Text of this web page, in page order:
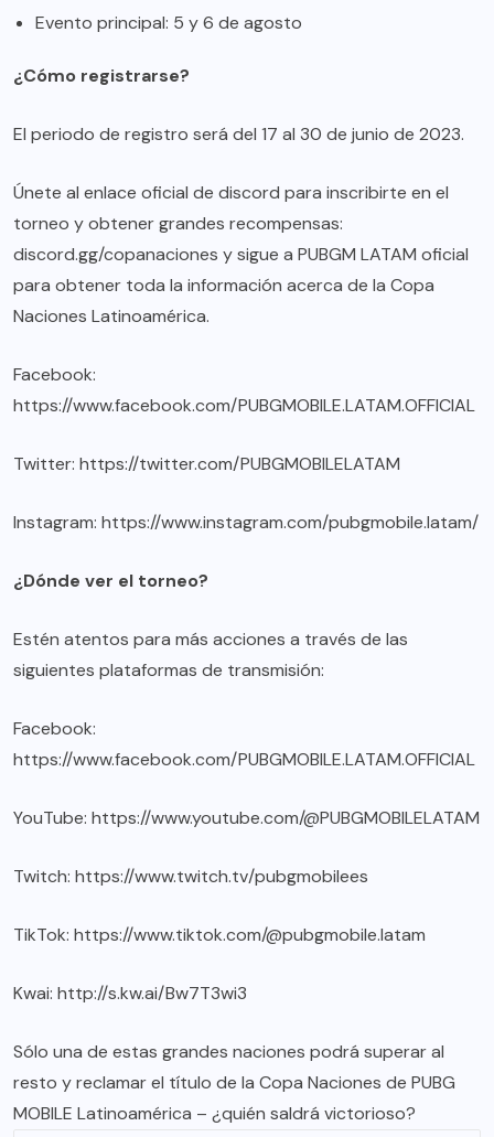
Evento principal: 5 y 6 de agosto
¿Cómo registrarse?
El periodo de registro será del 17 al 30 de junio de 2023.
Únete al enlace oficial de discord para inscribirte en el
torneo y obtener grandes recompensas:
discord.gg/copanaciones y sigue a PUBGM LATAM oficial
para obtener toda la información acerca de la Copa
Naciones Latinoamérica.
Facebook:
https://www.facebook.com/PUBGMOBILE.LATAM.OFFICIAL
Twitter: https://twitter.com/PUBGMOBILELATAM
Instagram: https://www.instagram.com/pubgmobile.latam/
¿Dónde ver el torneo?
Estén atentos para más acciones a través de las
siguientes plataformas de transmisión:
Facebook:
https://www.facebook.com/PUBGMOBILE.LATAM.OFFICIAL
YouTube: https://www.youtube.com/@PUBGMOBILELATAM
Twitch: https://www.twitch.tv/pubgmobilees
TikTok: https://www.tiktok.com/@pubgmobile.latam
Kwai: http://s.kw.ai/Bw7T3wi3
Sólo una de estas grandes naciones podrá superar al
resto y reclamar el título de la Copa Naciones de PUBG
MOBILE Latinoamérica – ¿quién saldrá victorioso?